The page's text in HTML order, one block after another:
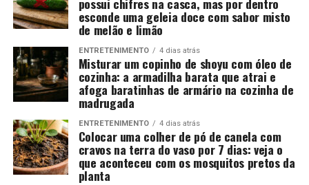
esconde uma geleia doce com sabor misto
de melão e limão
ENTRETENIMENTO 4 dias atrás
Misturar um copinho de shoyu com óleo de
cozinha: a armadilha barata que atrai e
afoga baratinhas de armário na cozinha de
madrugada
ENTRETENIMENTO 4 dias atrás
Colocar uma colher de pó de canela com
cravos na terra do vaso por 7 dias: veja o
que aconteceu com os mosquitos pretos da
planta